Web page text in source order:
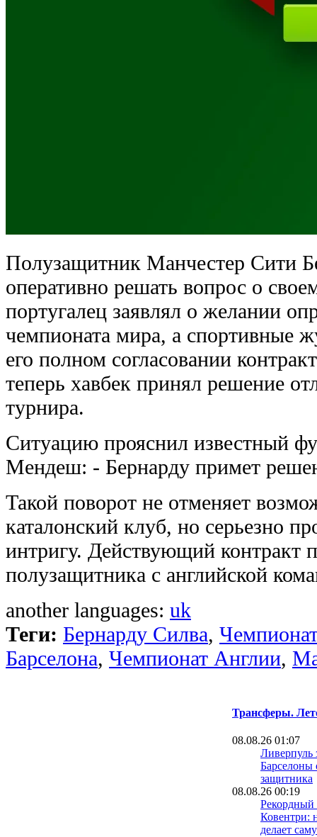
Полузащитник Манчестер Сити
оперативно решать вопрос о
португалец заявлял о желании
чемпионата мира, а спортивные
его полном согласовании
теперь хавбек принял решение
турнира.
Ситуацию прояснил известный
Мендеш: - Бернарду примет
Такой поворот не отменяет
каталонский клуб, но серьезно
интригу. Действующий контракт
полузащитника с английской
another languages: uk
Теги: Бернарду Силва,
Барселона, Чемпионат Англии,
Трансферы.
08.08.26 01:07
Ливерпуль
Барселоны
защитника
08.08.26 00:19
Рекордный
Ковентри:
делает